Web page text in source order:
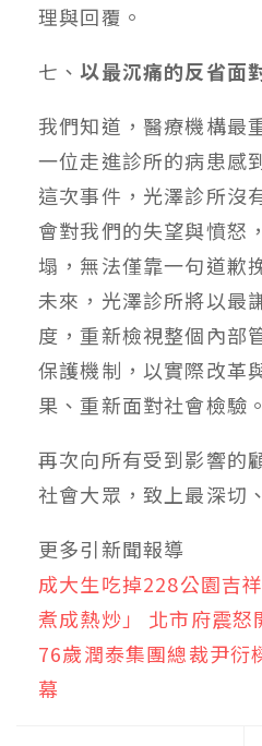
理與回覆。
七、以最沉痛的反省面
我們知道，醫療機構最
一位走進診所的病患感
這次事件，光澤診所沒
會對我們的失望與憤怒
塌，無法僅靠一句道歉
未來，光澤診所將以最
度，重新檢視整個內部
保護機制，以實際改革
果、重新面對社會檢驗。
再次向所有受到影響的
社會大眾，致上最深切
更多引新聞報導
成大生吃掉228公園吉
煮成熱炒」 北市府震怒
76歲潤泰集團總裁尹
幕